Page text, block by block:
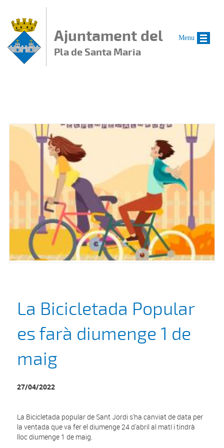
Ajuntament del
Pla de Santa Maria
La Bicicletada Popular
es farà diumenge 1 de
maig
27/04/2022
La Bicicletada popular de Sant Jordi s'ha canviat de data per
la ventada que va fer el diumenge 24 d'abril al matí i tindrà
lloc diumenge 1 de maig.
Menu